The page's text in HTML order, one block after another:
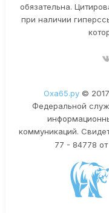
обязательна.
при наличии
Оха65.ру©
Федеральной
коммуникаций.
77 - 84778